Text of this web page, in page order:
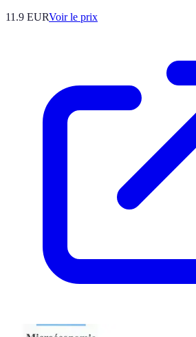
11.9 EURVoir le prix